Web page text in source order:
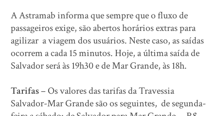
A Astramab informa que sempre que o fluxo de
passageiros exige, são abertos horários extras para
agilizar a viagem dos usuários. Neste caso, as saídas
ocorrem a cada 15 minutos. Hoje, a última saída de
Salvador será às 19h30 e de Mar Grande, às 18h.
Tarifas– Os valores das tarifas da Travessia
Salvador-Mar Grande são os seguintes, de segunda-